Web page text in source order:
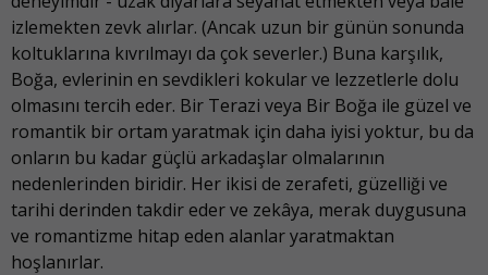
izlemekten zevk alırlar. (Ancak uzun bir günün sonunda
koltuklarına kıvrılmayı da çok severler.) Buna karşılık,
Boğa, evlerinin en sevdikleri kokular ve lezzetlerle dolu
olmasını tercih eder. Bir Terazi veya Bir Boğa ile güzel ve
romantik bir ortam yaratmak için daha iyisi yoktur, bu da
onların bu kadar güçlü arkadaşlar olmalarının
nedenlerinden biridir. Her ikisi de zerafeti, güzelliği ve
tarihi derinden takdir eder ve zekâya, merak duygusuna
ve romantizme hitap eden alanlar yaratmaktan
hoşlanırlar.